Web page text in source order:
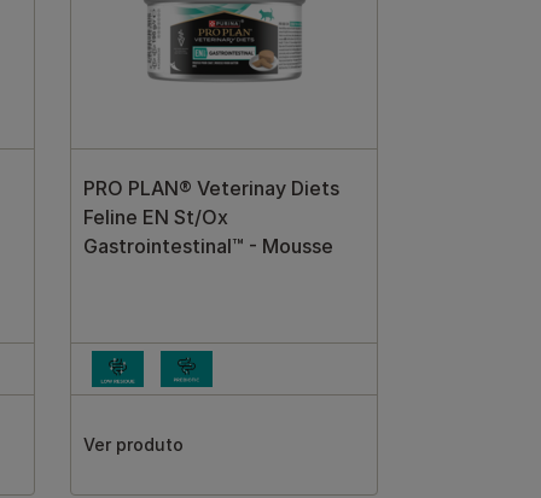
PRO PLAN® Veterinay Diets
Feline EN St/Ox
Gastrointestinal™ - Mousse
Ver produto